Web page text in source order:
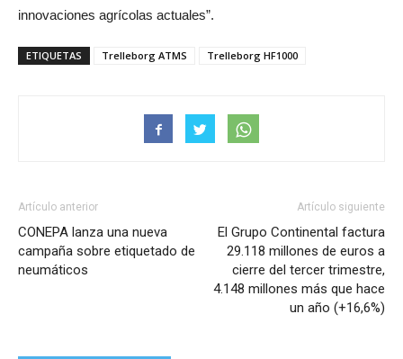
innovaciones agrícolas actuales”.
ETIQUETAS Trelleborg ATMS Trelleborg HF1000
Artículo anterior
CONEPA lanza una nueva
campaña sobre etiquetado de
neumáticos
Artículo siguiente
El Grupo Continental factura
29.118 millones de euros a
cierre del tercer trimestre,
4.148 millones más que hace
un año (+16,6%)